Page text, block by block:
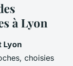
à Lyon
Lyon
choisies